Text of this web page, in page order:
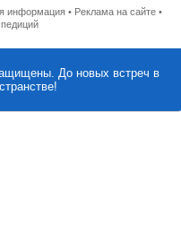
информация • Реклама на сайте •
До новых встреч в